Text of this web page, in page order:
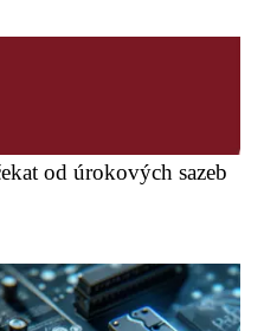
od úrokových sazeb